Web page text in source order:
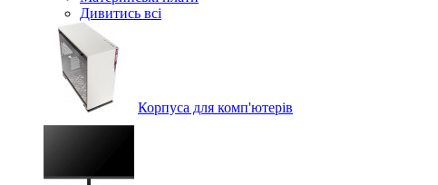
Дивитись всі
Корпуса для комп'ютерів